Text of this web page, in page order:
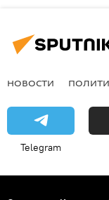
НОВОСТИ
Telegram